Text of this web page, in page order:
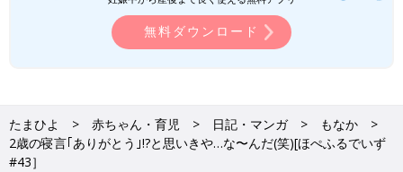
無料ダウンロード
たまひよ 赤ちゃん・育児 日記・マンガ
もなか
2歳の寝言｢ありがとう｣!?と思いきや…な〜んだ(笑)[ほぺふるでいず
#43］